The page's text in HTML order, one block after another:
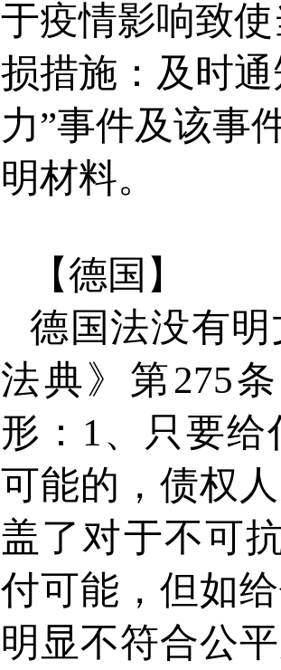
于疫情影响致
损措施：及时
力”事件及该事
明材料。
【德国】
德国法没有
法典》第275
形：1、只要
可能的，债权
盖了对于不可
付可能，但如
明显不符合公